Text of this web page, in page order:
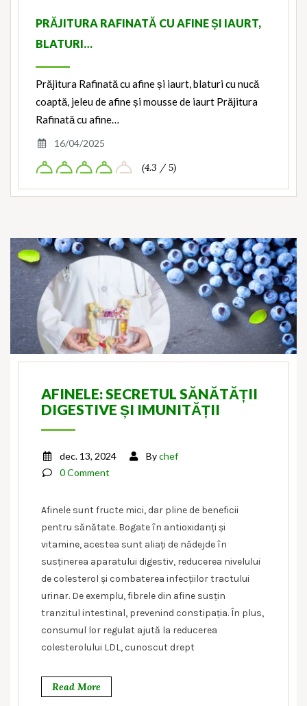
PRĂJITURA RAFINATĂ CU AFINE ȘI IAURT,
BLATURI…
Prăjitura Rafinată cu afine și iaurt, blaturi cu nucă
coaptă, jeleu de afine și mousse de iaurt Prăjitura
Rafinată cu afine…
16/04/2025
(4.3 / 5)
AFINELE: SECRETUL SĂNĂTĂȚII
DIGESTIVE ȘI IMUNITĂȚII
dec. 13, 2024 Bychef
0 Comment
Afinele sunt fructe mici, dar pline de beneficii
pentru sănătate. Bogate în antioxidanți și
vitamine, acestea sunt aliați de nădejde în
susținerea aparatului digestiv, reducerea nivelului
de colesterol și combaterea infecțiilor tractului
urinar. De exemplu, fibrele din afine susțin
tranzitul intestinal, prevenind constipația. În plus,
consumul lor regulat ajută la reducerea
colesterolului LDL, cunoscut drept
Read More